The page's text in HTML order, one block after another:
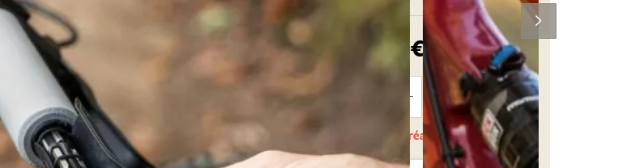
130,00 €TTC
AJOUTER
AU PANIER
En cours de réapprovisionnement